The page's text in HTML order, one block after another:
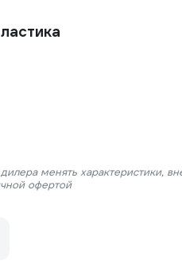
менять характеристики,
офертой